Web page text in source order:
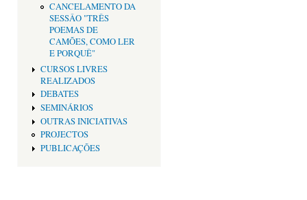
CANCELAMENTO DA
SESSÂO "TRÊS
POEMAS DE
CAMÕES, COMO LER
E PORQUÊ"
CURSOS LIVRES
REALIZADOS
DEBATES
SEMINÁRIOS
OUTRAS INICIATIVAS
PROJECTOS
PUBLICAÇÕES